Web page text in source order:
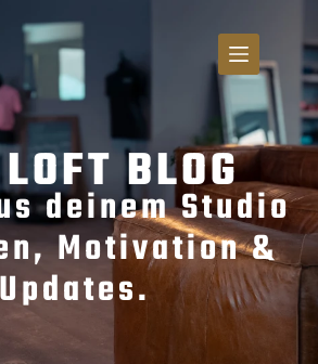
BLOG
deinem Studio
Motivation &
Updates.